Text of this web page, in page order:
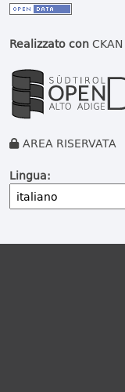
Realizzato conCKAN
AREA RISERVATA
Lingua